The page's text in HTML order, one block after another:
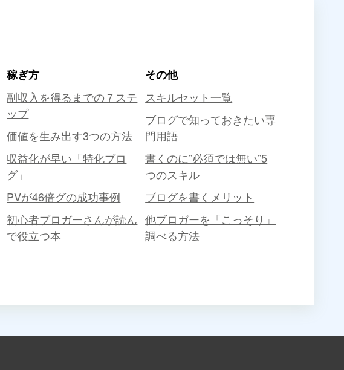
稼ぎ方
副収入を得るまでの７ステ
ップ
価値を生み出す3つの方法
収益化が早い「特化ブロ
グ」
PVが46倍グの成功事例
初心者ブロガーさんが読ん
で役立つ本
その他
スキルセット一覧
ブログで知っておきたい専
門用語
書くのに”必須では無い”5
つのスキル
ブログを書くメリット
他ブロガーを「こっそり」
調べる方法